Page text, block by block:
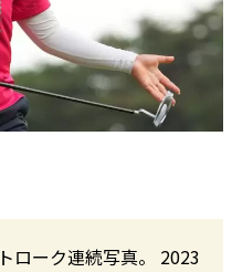
ローク連続写真。 2023